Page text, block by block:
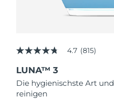
4.7
of
5
stars,
average
4.7 (815)
LUNA™ 3
Die hygienischste Art
reinigen